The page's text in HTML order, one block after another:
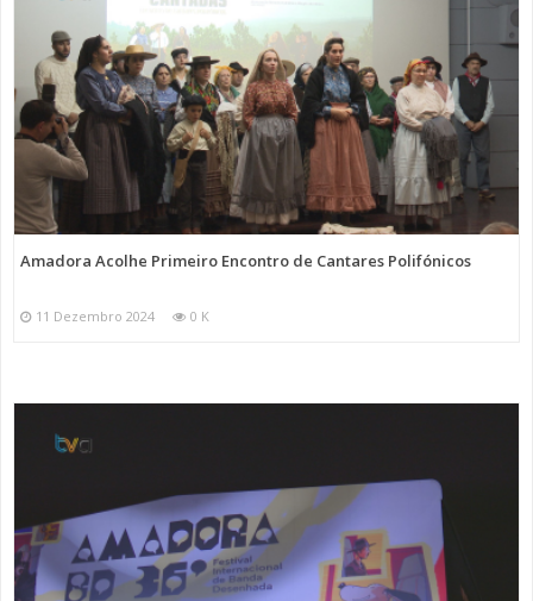
Amadora Acolhe Primeiro Encontro de Cantares Polifónicos
11 Dezembro 2024 0 K